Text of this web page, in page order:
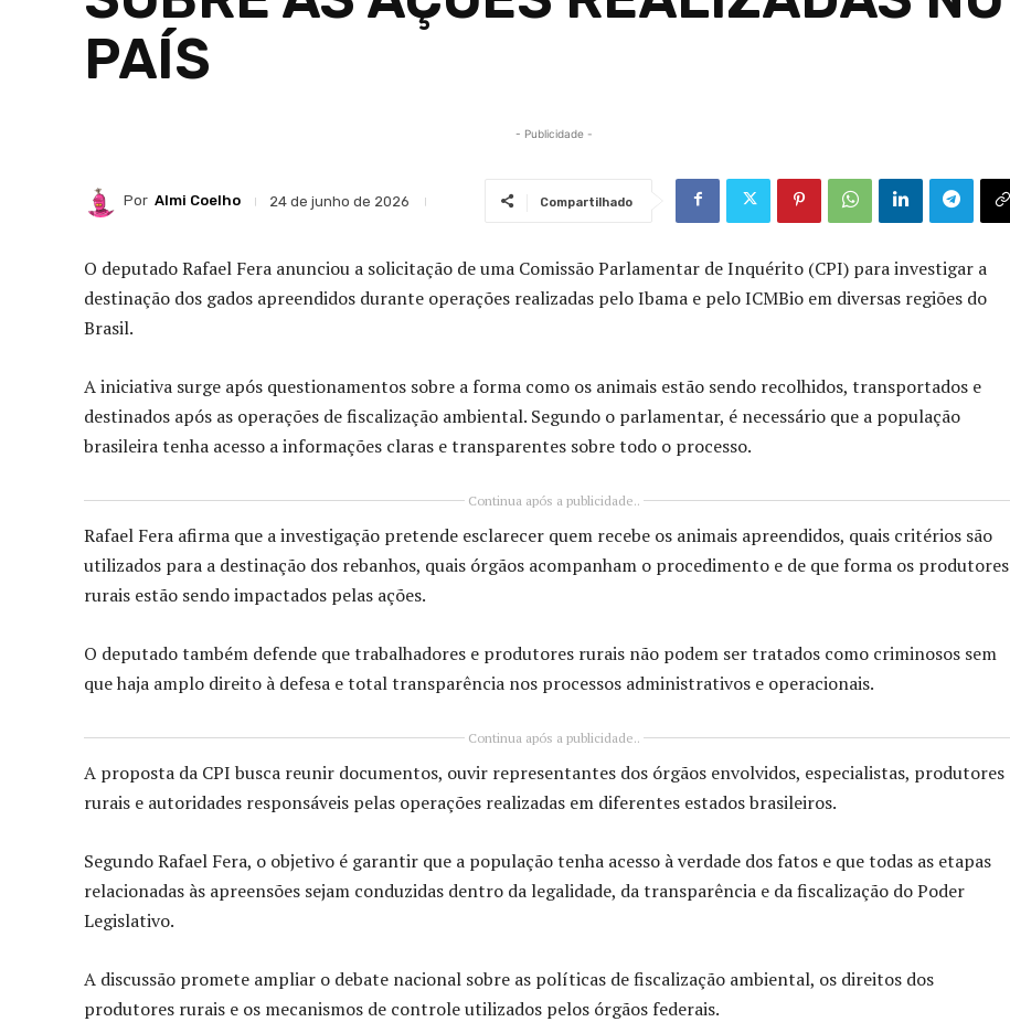
PAÍS
- Publicidade -
Por Almi Coelho 24 de junho de 2026 Compartilhado
O deputado Rafael Fera anunciou a solicitação de uma Comissão Parlamentar de Inquérito (CPI) para investigar a
destinação dos gados apreendidos durante operações realizadas pelo Ibama e pelo ICMBio em diversas regiões do
Brasil.
A iniciativa surge após questionamentos sobre a forma como os animais estão sendo recolhidos, transportados e
destinados após as operações de fiscalização ambiental. Segundo o parlamentar, é necessário que a população
brasileira tenha acesso a informações claras e transparentes sobre todo o processo.
Continua após a publicidade..
Rafael Fera afirma que a investigação pretende esclarecer quem recebe os animais apreendidos, quais critérios são
utilizados para a destinação dos rebanhos, quais órgãos acompanham o procedimento e de que forma os produtores
rurais estão sendo impactados pelas ações.
O deputado também defende que trabalhadores e produtores rurais não podem ser tratados como criminosos sem
que haja amplo direito à defesa e total transparência nos processos administrativos e operacionais.
Continua após a publicidade..
A proposta da CPI busca reunir documentos, ouvir representantes dos órgãos envolvidos, especialistas, produtores
rurais e autoridades responsáveis pelas operações realizadas em diferentes estados brasileiros.
Segundo Rafael Fera, o objetivo é garantir que a população tenha acesso à verdade dos fatos e que todas as etapas
relacionadas às apreensões sejam conduzidas dentro da legalidade, da transparência e da fiscalização do Poder
Legislativo.
A discussão promete ampliar o debate nacional sobre as políticas de fiscalização ambiental, os direitos dos
produtores rurais e os mecanismos de controle utilizados pelos órgãos federais.